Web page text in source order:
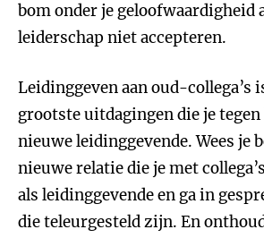
bom onder je geloofwaardigheid
leiderschap niet accepteren.
Leidinggeven aan oud-collega’s
grootste uitdagingen die je
nieuwe leidinggevende. Wees je
nieuwe relatie die je met
als leidinggevende en ga in
die teleurgesteld zijn. En